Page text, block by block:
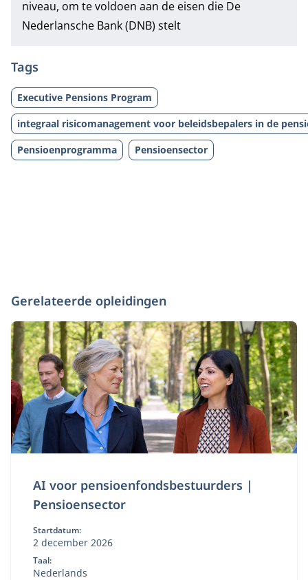
niveau, om te voldoen aan de eisen die De
Nederlansche Bank (DNB) stelt
Tags
Executive Pensions Program
integraal risicomanagement voor beleidsbepalers in de
Pensioenprogramma
Pensioensector
Gerelateerde opleidingen
AI voor pensioenfondsbestuurders |
Pensioensector
Startdatum:
2 december 2026
Taal:
Nederlands